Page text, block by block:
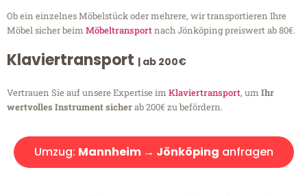
Ob ein einzelnes Möbelstück oder mehrere, wir transportieren Ihre
Möbel sicher beim Möbeltransportnach Jönköping preiswert ab 80€.
Klaviertransport | ab 200€
Vertrauen Sie auf unsere Expertise im Klaviertransport, um Ihr
wertvolles Instrument sicherab 200€ zu befördern.
Umzug: Mannheim → Jönköping anfragen